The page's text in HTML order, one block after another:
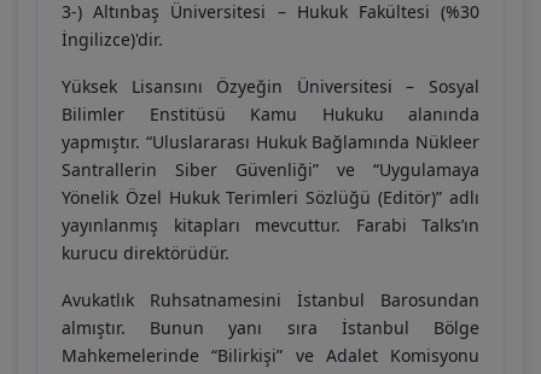
3-) Altınbaş Üniversitesi – Hukuk Fakültesi (%30
İngilizce)'dir.
Yüksek Lisansını Özyeğin Üniversitesi – Sosyal
Bilimler Enstitüsü Kamu Hukuku alanında
yapmıştır. “Uluslararası Hukuk Bağlamında Nükleer
Santrallerin Siber Güvenliği” ve “Uygulamaya
Yönelik Özel Hukuk Terimleri Sözlüğü (Editör)” adlı
yayınlanmış kitapları mevcuttur. Farabi Talks’ın
kurucu direktörüdür.
Avukatlık Ruhsatnamesini İstanbul Barosundan
almıştır. Bunun yanı sıra İstanbul Bölge
Mahkemelerinde “Bilirkişi” ve Adalet Komisyonu